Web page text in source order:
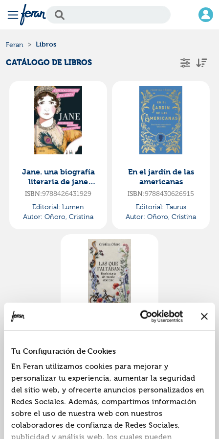
Tu Configuración de Cookies
En Feran utilizamos cookies para mejorar y
personalizar tu experiencia, aumentar la seguridad
del sitio web, y ofrecerte anuncios personalizados en
Redes Sociales. Además, compartimos información
sobre el uso de nuestra web con nuestros
colaboradores de confianza de Redes Sociales,
publicidad y análisis web, los cuales pueden
Feran Libros
CATÁLOGO DE LIBROS
Jane. una biografía
literaria de jane
austen
ISBN:9788426431929
Editorial: Lumen
Autor: Oñoro, Cristina
En el jardín de las
americanas
ISBN:9788430626915
Editorial: Taurus
Autor: Oñoro, Cristina
ISBN:
9788430624416
Autor:Oñoro, Cristina
« 1 »